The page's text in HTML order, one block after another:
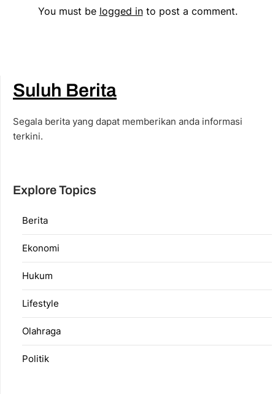
You must be logged into post a comment.
Suluh Berita
Segala berita yang dapat memberikan anda informasi
terkini.
Explore Topics
Berita
Ekonomi
Hukum
Lifestyle
Olahraga
Politik